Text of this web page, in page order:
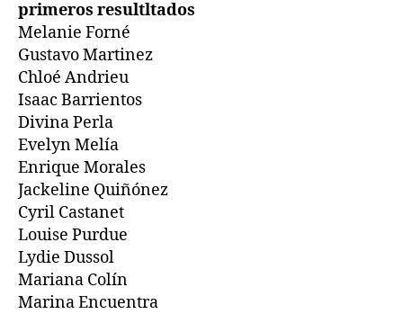
primeros resultltados
Melanie Forné
Gustavo Martinez
Chloé Andrieu
Isaac Barrientos
Divina Perla
Evelyn Melía
Enrique Morales
Jackeline Quiñónez
Cyril Castanet
Louise Purdue
Lydie Dussol
Mariana Colín
Marina Encuentra